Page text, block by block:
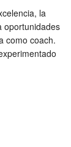
la
oportunidades
como coach.